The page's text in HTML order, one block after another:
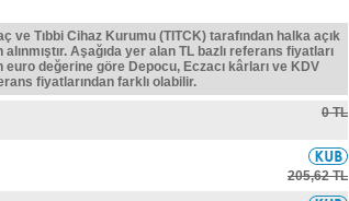
Tıbbi Cihaz Kurumu (TITCK) tarafından halka açık
Aşağıda yer alan TL bazlı referans fiyatları
euro değerine göre Depocu, Eczacı kârları ve KDV
fiyatlarından farklı olabilir.
0 TL
205,62 TL